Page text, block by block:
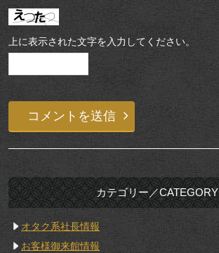
上に表示された文字を入力してください。
カテゴリー／CATEGORY
オタク系社長情報
お客様御来館情報